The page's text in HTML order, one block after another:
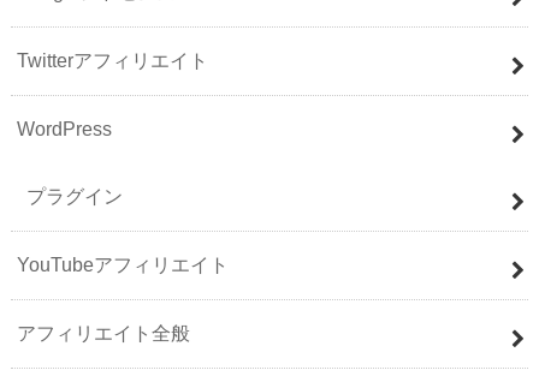
Twitterアフィリエイト
WordPress
プラグイン
YouTubeアフィリエイト
アフィリエイト全般